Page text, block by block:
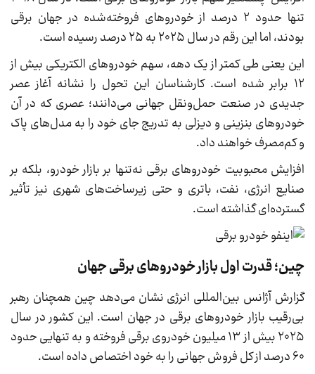
تنها حدود ۲ درصد از خودروهای فروخته‌شده در جهان برقی
بودند، اما این رقم در سال ۲۰۲۵ به ۲۵ درصد رسیده است.
این یعنی طی کمتر از یک دهه، سهم خودروهای الکتریکی بیش از
۱۲ برابر شده است. کارشناسان این تحول را نشانه آغاز عصر
جدیدی در صنعت حمل‌ونقل جهانی می‌دانند؛ عصری که در آن
خودروهای بنزینی و دیزلی به تدریج جای خود را به مدل‌های پاک
و کم‌مصرف خواهند داد.
افزایش محبوبیت خودروهای برقی نه‌تنها بر بازار خودرو، بلکه بر
صنایع انرژی، نفت، باتری و حتی زیرساخت‌های شهری نیز تأثیر
گسترده‌ای گذاشته است.
چین؛ قدرت اول بازار خودروهای برقی جهان
گزارش آژانس بین‌المللی انرژی نشان می‌دهد چین همچنان رهبر
بی‌رقیب بازار خودروهای برقی در جهان است. این کشور در سال
۲۰۲۵ بیش از ۱۳ میلیون خودروی برقی فروخته و به تنهایی حدود
۶۰ درصد از کل فروش جهانی را به خود اختصاص داده است.